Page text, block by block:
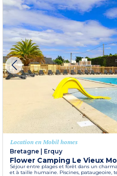
Location en Mobil homes
Bretagne | Erquy
Flower Camping Le Vieux
Séjour entre plages et forêt dans un
et à taille humaine. Piscines, pataugeoire,